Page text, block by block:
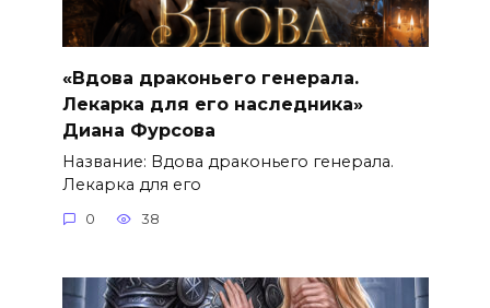
«Вдова драконьего генерала.
Лекарка для его наследника»
Диана Фурсова
Название: Вдова драконьего генерала.
Лекарка для его
0 38